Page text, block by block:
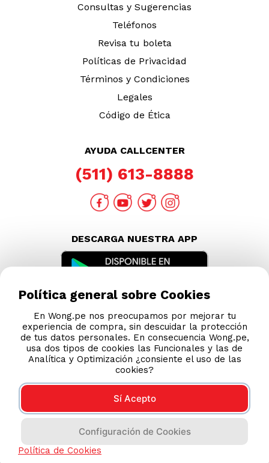
Consultas y Sugerencias
Teléfonos
Revisa tu boleta
Políticas de Privacidad
Términos y Condiciones
Legales
Código de Ética
AYUDA CALLCENTER
(511) 613-8888
DESCARGA NUESTRA APP
Esta tienda usa Niubiz para realizar transacciones
Política general sobre Cookies
En Wong.pe nos preocupamos por mejorar tu
experiencia de compra, sin descuidar la protección
de tus datos personales. En consecuencia Wong.pe,
usa dos tipos de cookies las Funcionales y las de
Analítica y Optimización ¿consiente el uso de las
cookies?
Sí Acepto
Configuración de Cookies
Política de Cookies